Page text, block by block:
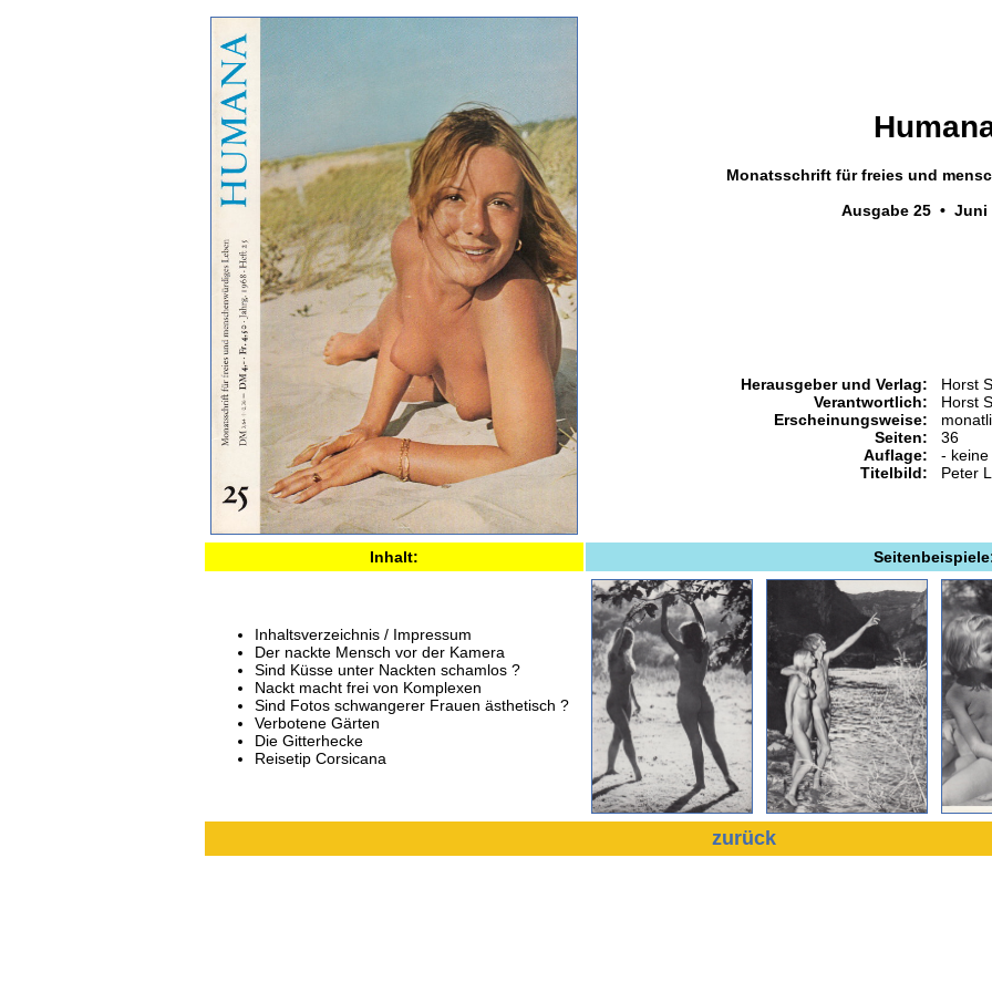
Monatsschrift für freies und
Ausgabe 25 • Juni
Herausgeber und Verlag:
Verantwortlich:
Erscheinungsweise:
Seiten:
Auflage:
Titelbild:
Horst
Horst
36
- keine
Peter
Inhalt:
Inhaltsverzeichnis / Impressum
Der nackte Mensch vor der Kamera
Sind Küsse unter Nackten schamlos ?
Nackt macht frei von Komplexen
Sind Fotos schwangerer Frauen ästhetisch ?
Verbotene Gärten
Die Gitterhecke
Reisetip Corsicana
zurück